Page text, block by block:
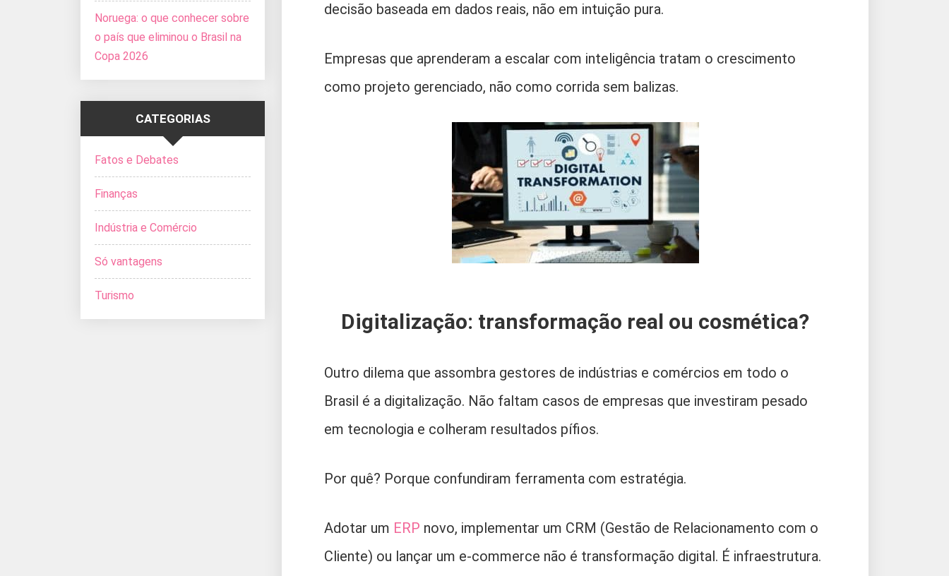
decisão baseada em dados reais, não em intuição pura.
Empresas que aprenderam a escalar com inteligência tratam o crescimento
como projeto gerenciado, não como corrida sem balizas.
Digitalização: transformação real ou cosmética?
Outro dilema que assombra gestores de indústrias e comércios em todo o
Brasil é a digitalização. Não faltam casos de empresas que investiram pesado
em tecnologia e colheram resultados pífios.
Por quê? Porque confundiram ferramenta com estratégia.
Adotar um ERP novo, implementar um CRM (Gestão de Relacionamento com o
Cliente) ou lançar um e-commerce não é transformação digital. É infraestrutura.
Noruega: o que conhecer sobre
o país que eliminou o Brasil na
Copa 2026
CATEGORIAS
Fatos e Debates
Finanças
Indústria e Comércio
Só vantagens
Turismo